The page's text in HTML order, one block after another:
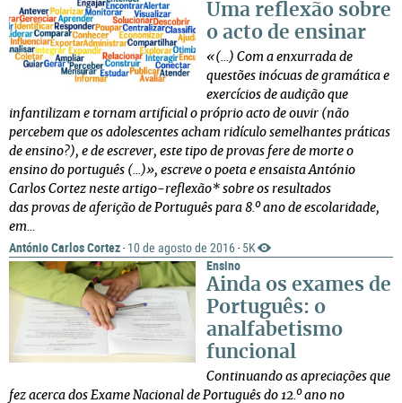
Uma reflexão sobre
o acto de ensinar
«(...) Com a enxurrada de
questões inócuas de gramática e
exercícios de audição que
infantilizam e tornam artificial o próprio acto de ouvir (não
percebem que os adolescentes acham ridículo semelhantes práticas
de ensino?), e de escrever, este tipo de provas fere de morte o
ensino do português (...)», escreve o poeta e ensaista António
Carlos Cortez neste artigo-reflexão* sobre os resultados
das provas de aferição de Português para 8.º ano de escolaridade,
em...
António Carlos Cortez · 10 de agosto de 2016 · 5K
Ensino
Ainda os exames de
Português: o
analfabetismo
funcional
Continuando as apreciações que
fez acerca dos Exame Nacional de Português do 12.º ano no